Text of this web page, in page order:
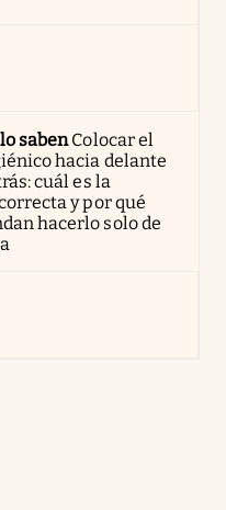
sabenColocar el
hacia delante
cuál es la
y por qué
hacerlo solo de